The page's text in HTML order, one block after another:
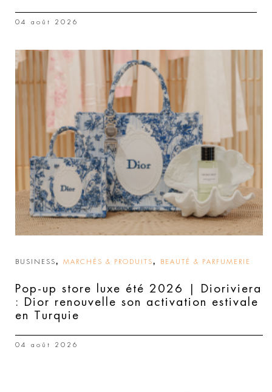
04 août 2026
BUSINESS, MARCHÉS & PRODUITS, BEAUTÉ & PARFUMERIE
Pop-up store luxe été 2026 | Dioriviera
: Dior renouvelle son activation estivale
en Turquie
04 août 2026